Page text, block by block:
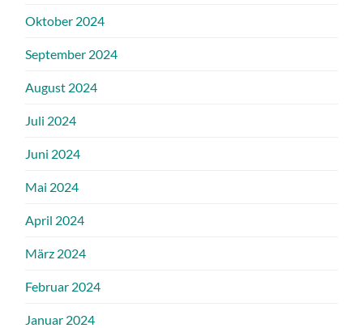
Oktober 2024
September 2024
August 2024
Juli 2024
Juni 2024
Mai 2024
April 2024
März 2024
Februar 2024
Januar 2024